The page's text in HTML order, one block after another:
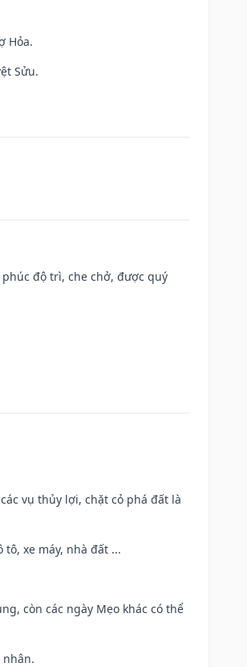
Hỏa.
Sửu.
độ trì, che chở, được quý
vụ thủy lợi, chặt cỏ phá đất là
xe máy, nhà đất ...
còn các ngày Mẹo khác có thể
nhân.